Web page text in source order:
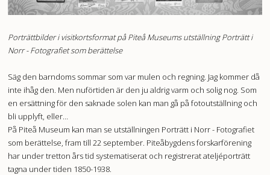
Porträttbilder i visitkortsformat på Piteå Museums utställning Porträtt i
Norr - Fotografiet som berättelse
Säg den barndoms sommar som var mulen och regning. Jag kommer då
inte ihåg den. Men nuförtiden är den ju aldrig varm och solig nog. Som
en ersättning för den saknade solen kan man gå på fotoutställning och
bli upplyft, eller…
På Piteå Museum kan man se utställningen Porträtt i Norr - Fotografiet
som berättelse, fram till 22 september. Piteåbygdens forskarförening
har under tretton års tid systematiserat och registrerat ateljéporträtt
tagna under tiden 1850-1938.